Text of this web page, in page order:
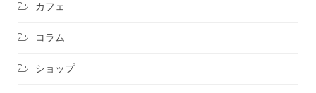
カフェ
コラム
ショップ